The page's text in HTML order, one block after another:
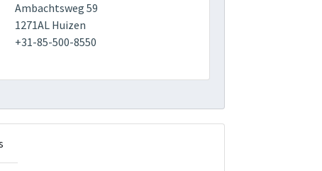
Ambachtsweg 59
1271AL Huizen
+31-85-500-8550